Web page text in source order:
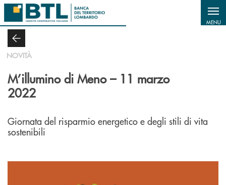
Salta al contenuto principale
MENU
NOVITÀ
M’illumino di Meno – 11 marzo
2022
Giornata del risparmio energetico e degli stili di vita
sostenibili